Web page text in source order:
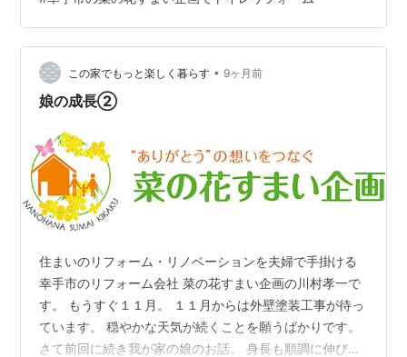
この家でもっと楽しく暮らす • 9ヶ月前
娘の成長②
住まいのリフォーム・リノベーションを夫婦で手掛ける
幸手市のリフォーム会社 菜の花すまい企画の川村孝一で
す。 もうすぐ１１月。 １１月からは外壁塗装工事が待っ
ています。 穏やかな天気が続くことを願うばかりです。
さて前回に続き我が家の娘のお話。 身長も順調に伸び、